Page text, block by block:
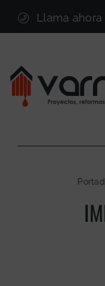
contenido
Llama
Sectores